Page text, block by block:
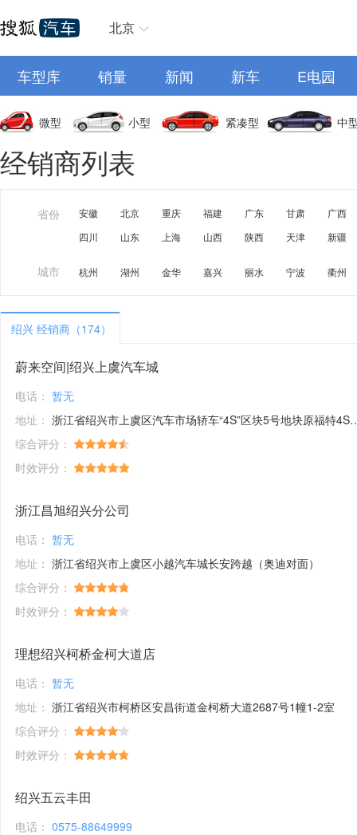
北京
车型库 销量 新闻 新车 E电园
微型 小型 紧凑型 中
经销商列表
省份 安徽 北京 重庆 福建 广东 甘肃
广西
四川
山东 上海 山西 陕西 天津 新疆
城市 杭州 湖州 金华 嘉兴 丽水 宁波 衢州
绍兴 经销商（174）
蔚来空间|绍兴上虞汽车城
电话： 暂无
地址： 浙江省绍兴市上虞区汽车市场轿车“4S”区块5号地块原福特4S店一楼展厅
综合评分：
时效评分：
浙江昌旭绍兴分公司
电话： 暂无
地址： 浙江省绍兴市上虞区小越汽车城长安跨越（奥迪对面）
综合评分：
时效评分：
理想绍兴柯桥金柯大道店
电话： 暂无
地址： 浙江省绍兴市柯桥区安昌街道金柯桥大道2687号1幢1-2室
综合评分：
时效评分：
绍兴五云丰田
电话： 0575-88649999